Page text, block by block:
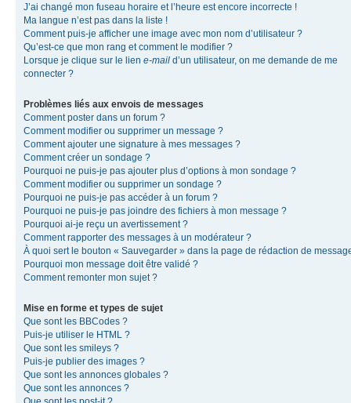
J’ai changé mon fuseau horaire et l’heure est encore incorrecte !
Ma langue n’est pas dans la liste !
Comment puis-je afficher une image avec mon nom d’utilisateur ?
Qu’est-ce que mon rang et comment le modifier ?
Lorsque je clique sur le lien e-mail d’un utilisateur, on me demande de me
connecter ?
Problèmes liés aux envois de messages
Comment poster dans un forum ?
Comment modifier ou supprimer un message ?
Comment ajouter une signature à mes messages ?
Comment créer un sondage ?
Pourquoi ne puis-je pas ajouter plus d’options à mon sondage ?
Comment modifier ou supprimer un sondage ?
Pourquoi ne puis-je pas accéder à un forum ?
Pourquoi ne puis-je pas joindre des fichiers à mon message ?
Pourquoi ai-je reçu un avertissement ?
Comment rapporter des messages à un modérateur ?
À quoi sert le bouton « Sauvegarder » dans la page de rédaction de
Pourquoi mon message doit être validé ?
Comment remonter mon sujet ?
Mise en forme et types de sujet
Que sont les BBCodes ?
Puis-je utiliser le HTML ?
Que sont les smileys ?
Puis-je publier des images ?
Que sont les annonces globales ?
Que sont les annonces ?